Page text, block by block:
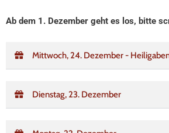
Ab dem 1. Dezember geht es los, bitte
Mittwoch, 24. Dezember -
Dienstag, 23. Dezember